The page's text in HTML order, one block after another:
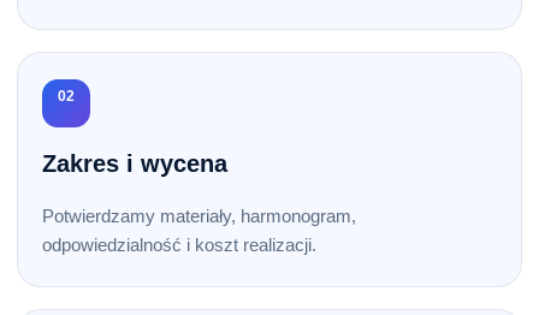
02
Zakres i wycena
Potwierdzamy materiały, harmonogram,
odpowiedzialność i koszt realizacji.